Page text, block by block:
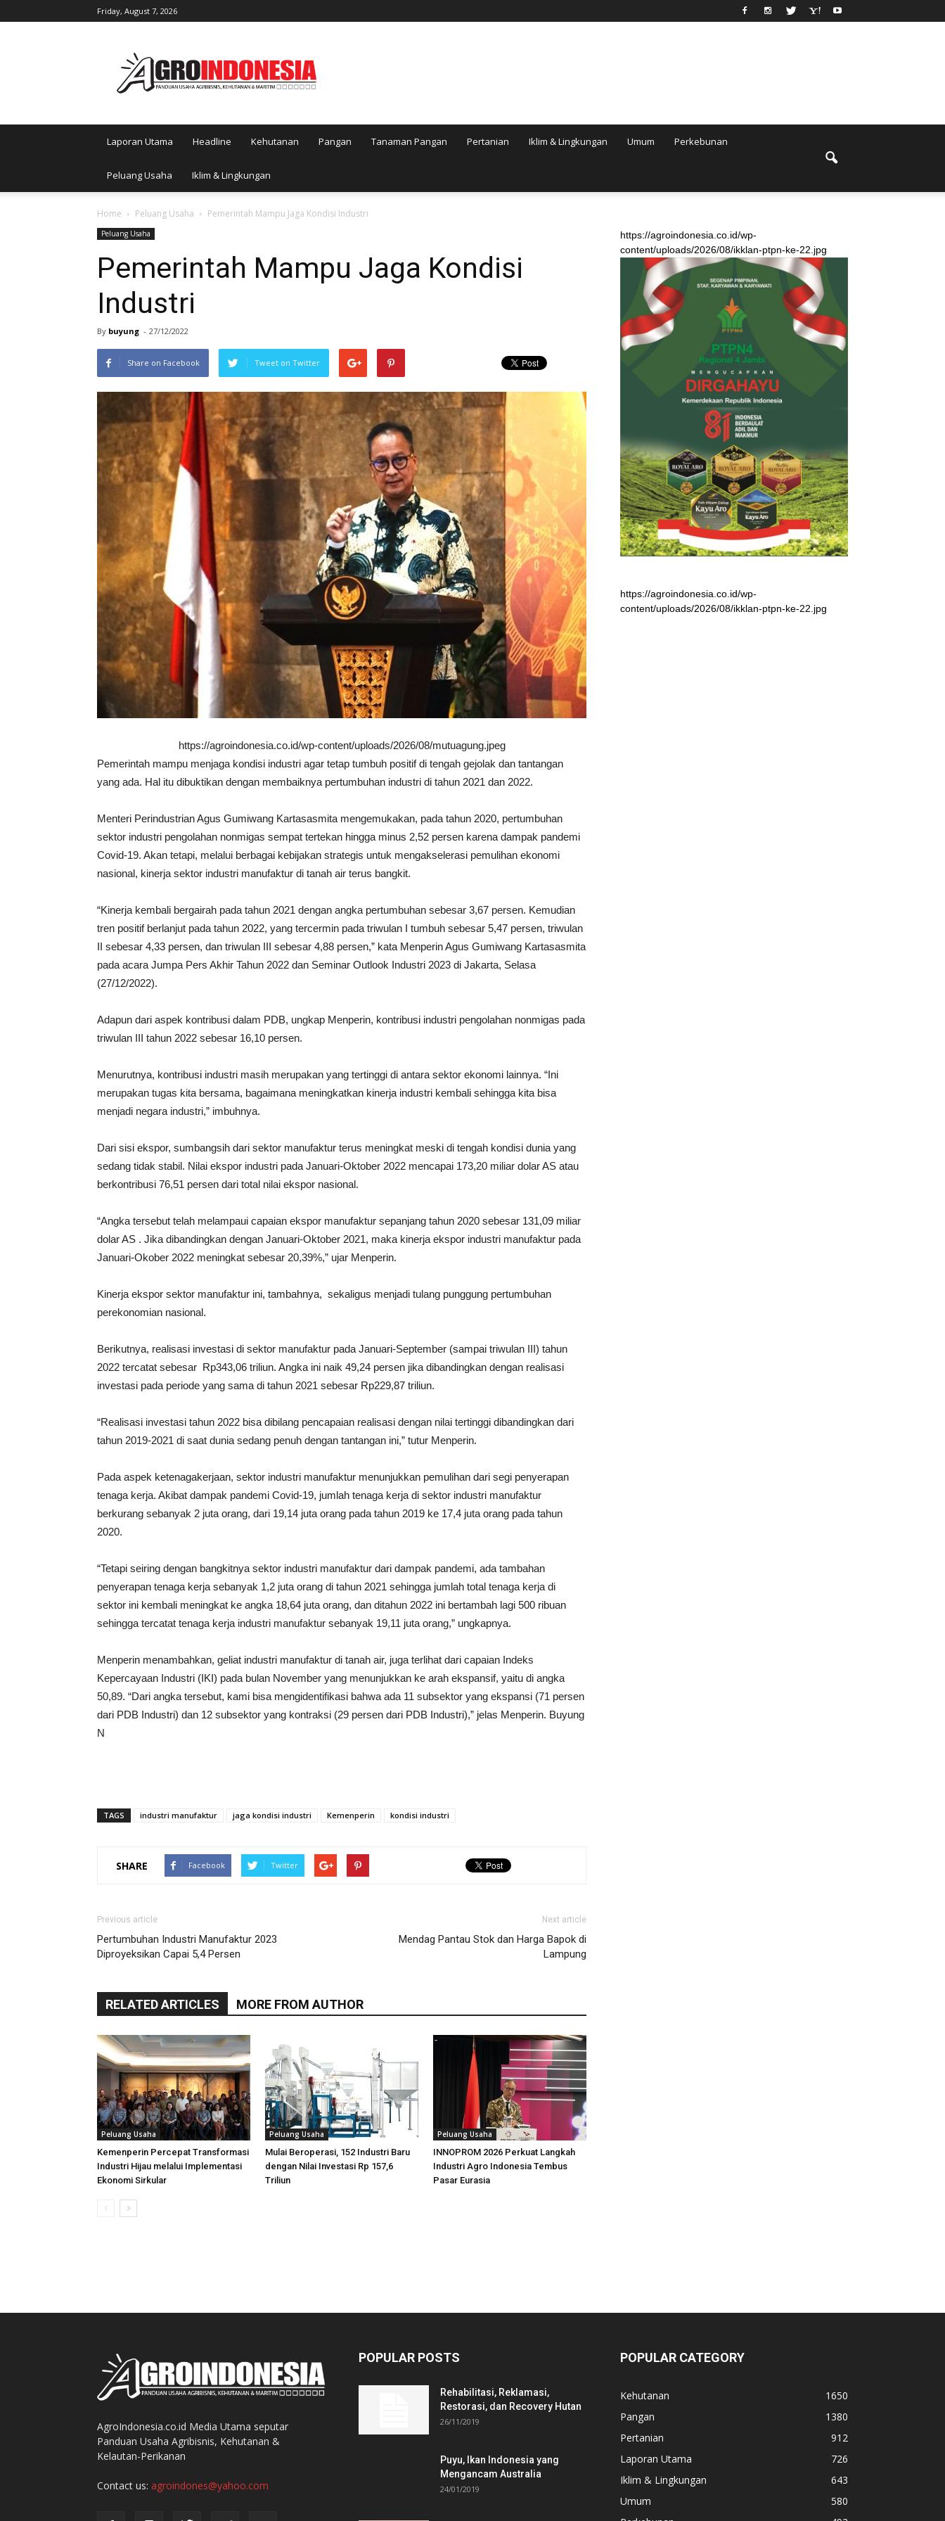
Friday, August 7, 2026
Laporan Utama Headline Kehutanan Pangan Tanaman Pangan Pertanian Iklim & Lingkungan Umum Perkebunan
Peluang Usaha Iklim & Lingkungan
Home Peluang Usaha Pemerintah Mampu Jaga Kondisi Industri
Peluang Usaha
Pemerintah Mampu Jaga Kondisi
Industri
By buyung - 27/12/2022
Share on Facebook Tweet on Twitter
https://agroindonesia.co.id/wp-content/uploads/2026/08/mutuagung.jpeg
Pemerintah mampu menjaga kondisi industri agar tetap tumbuh positif di tengah gejolak dan tantangan
yang ada. Hal itu dibuktikan dengan membaiknya pertumbuhan industri di tahun 2021 dan 2022.
Menteri Perindustrian Agus Gumiwang Kartasasmita mengemukakan, pada tahun 2020, pertumbuhan
sektor industri pengolahan nonmigas sempat tertekan hingga minus 2,52 persen karena dampak pandemi
Covid-19. Akan tetapi, melalui berbagai kebijakan strategis untuk mengakselerasi pemulihan ekonomi
nasional, kinerja sektor industri manufaktur di tanah air terus bangkit.
“Kinerja kembali bergairah pada tahun 2021 dengan angka pertumbuhan sebesar 3,67 persen. Kemudian
tren positif berlanjut pada tahun 2022, yang tercermin pada triwulan I tumbuh sebesar 5,47 persen, triwulan
II sebesar 4,33 persen, dan triwulan III sebesar 4,88 persen,” kata Menperin Agus Gumiwang Kartasasmita
pada acara Jumpa Pers Akhir Tahun 2022 dan Seminar Outlook Industri 2023 di Jakarta, Selasa
(27/12/2022).
Adapun dari aspek kontribusi dalam PDB, ungkap Menperin, kontribusi industri pengolahan nonmigas pada
triwulan III tahun 2022 sebesar 16,10 persen.
Menurutnya, kontribusi industri masih merupakan yang tertinggi di antara sektor ekonomi lainnya. “Ini
merupakan tugas kita bersama, bagaimana meningkatkan kinerja industri kembali sehingga kita bisa
menjadi negara industri,” imbuhnya.
Dari sisi ekspor, sumbangsih dari sektor manufaktur terus meningkat meski di tengah kondisi dunia yang
sedang tidak stabil. Nilai ekspor industri pada Januari-Oktober 2022 mencapai 173,20 miliar dolar AS atau
berkontribusi 76,51 persen dari total nilai ekspor nasional.
“Angka tersebut telah melampaui capaian ekspor manufaktur sepanjang tahun 2020 sebesar 131,09 miliar
dolar AS . Jika dibandingkan dengan Januari-Oktober 2021, maka kinerja ekspor industri manufaktur pada
Januari-Okober 2022 meningkat sebesar 20,39%,” ujar Menperin.
Kinerja ekspor sektor manufaktur ini, tambahnya, sekaligus menjadi tulang punggung pertumbuhan
perekonomian nasional.
Berikutnya, realisasi investasi di sektor manufaktur pada Januari-September (sampai triwulan III) tahun
2022 tercatat sebesar Rp343,06 triliun. Angka ini naik 49,24 persen jika dibandingkan dengan realisasi
investasi pada periode yang sama di tahun 2021 sebesar Rp229,87 triliun.
“Realisasi investasi tahun 2022 bisa dibilang pencapaian realisasi dengan nilai tertinggi dibandingkan dari
tahun 2019-2021 di saat dunia sedang penuh dengan tantangan ini,” tutur Menperin.
Pada aspek ketenagakerjaan, sektor industri manufaktur menunjukkan pemulihan dari segi penyerapan
tenaga kerja. Akibat dampak pandemi Covid-19, jumlah tenaga kerja di sektor industri manufaktur
berkurang sebanyak 2 juta orang, dari 19,14 juta orang pada tahun 2019 ke 17,4 juta orang pada tahun
2020.
“Tetapi seiring dengan bangkitnya sektor industri manufaktur dari dampak pandemi, ada tambahan
penyerapan tenaga kerja sebanyak 1,2 juta orang di tahun 2021 sehingga jumlah total tenaga kerja di
sektor ini kembali meningkat ke angka 18,64 juta orang, dan ditahun 2022 ini bertambah lagi 500 ribuan
sehingga tercatat tenaga kerja industri manufaktur sebanyak 19,11 juta orang,” ungkapnya.
Menperin menambahkan, geliat industri manufaktur di tanah air, juga terlihat dari capaian Indeks
Kepercayaan Industri (IKI) pada bulan November yang menunjukkan ke arah ekspansif, yaitu di angka
50,89. “Dari angka tersebut, kami bisa mengidentifikasi bahwa ada 11 subsektor yang ekspansi (71 persen
dari PDB Industri) dan 12 subsektor yang kontraksi (29 persen dari PDB Industri),” jelas Menperin. Buyung
N
TAGS industri manufaktur jaga kondisi industri Kemenperin kondisi industri
SHARE Facebook Twitter
Previous article
Pertumbuhan Industri Manufaktur 2023
Diproyeksikan Capai 5,4 Persen
Next article
Mendag Pantau Stok dan Harga Bapok di
Lampung
RELATED ARTICLES MORE FROM AUTHOR
Peluang Usaha
Kemenperin Percepat Transformasi
Industri Hijau melalui Implementasi
Ekonomi Sirkular
Peluang Usaha
Mulai Beroperasi, 152 Industri Baru
dengan Nilai Investasi Rp 157,6
Triliun
Peluang Usaha
INNOPROM 2026 Perkuat Langkah
Industri Agro Indonesia Tembus
Pasar Eurasia
https://agroindonesia.co.id/wp-
content/uploads/2026/08/ikklan-ptpn-ke-22.jpg
https://agroindonesia.co.id/wp-
content/uploads/2026/08/ikklan-ptpn-ke-22.jpg
AgroIndonesia.co.id Media Utama seputar
Panduan Usaha Agribisnis, Kehutanan &
Kelautan-Perikanan
Contact us: agroindones@yahoo.com
POPULAR POSTS
Rehabilitasi, Reklamasi,
Restorasi, dan Recovery Hutan
26/11/2019
Puyu, Ikan Indonesia yang
Mengancam Australia
24/01/2019
POPULAR CATEGORY
Kehutanan
1650
Pangan
1380
Pertanian
912
Laporan Utama
726
Iklim & Lingkungan
643
Umum
580